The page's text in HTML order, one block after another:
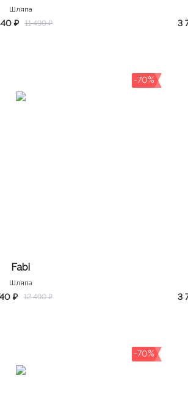
Шляпа
₽ 11 490 ₽ 3
Fabi
Шляпа
₽ 12 490 ₽
-70%
3
-70%